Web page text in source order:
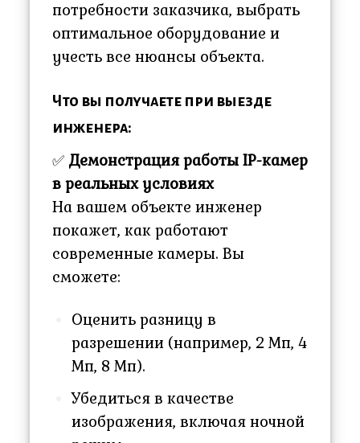
потребности заказчика, выбрать
оптимальное оборудование и
учесть все нюансы объекта.
Что вы получаете при выезде
инженера:
✅ Демонстрация работы IP-камер
в реальных условиях
На вашем объекте инженер
покажет, как работают
современные камеры. Вы
сможете:
Оценить разницу в
разрешении (например, 2 Мп, 4
Мп, 8 Мп).
Убедиться в качестве
изображения, включая ночной